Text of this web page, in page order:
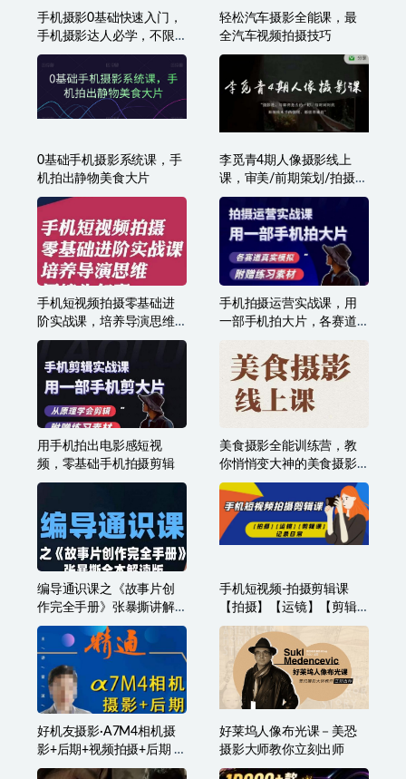
手机摄影0基础快速入门，
手机摄影达人必学，不限
手机任何品牌手机都可学
轻松汽车摄影全能课，最
全汽车视频拍摄技巧
0基础手机摄影系统课，手
机拍出静物美食大片
李觅青4期人像摄影线上
课，审美/前期策划/拍摄/
人像精修/调色
手机短视频拍摄零基础进
阶实战课，培养导演思维
用镜头叙事唐先生
手机拍摄运营实战课，用
一部手机拍大片，各赛道
用手机拍出电影感短视
频，零基础手机拍摄剪辑
美食摄影全能训练营，教
你悄悄变大神的美食摄影
必修课！
编导通识课之《故事片创
作完全手册》张暴撕讲解
版摄影摄像零基础
手机短视频-拍摄剪辑课
【拍摄】【运镜】【剪辑
课】记录日常
好机友摄影·A7M4相机摄
影+后期+视频拍摄+后期 ​
快速玩转相机，掌握摄影
好莱坞人像布光课－美恐
摄影大师教你立刻出师